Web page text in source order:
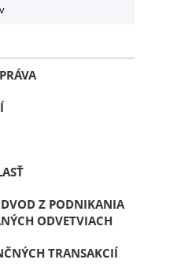
Z PODNIKANIA
ODVETVIACH
TRANSAKCIÍ